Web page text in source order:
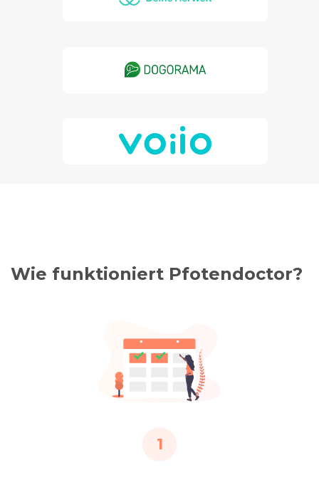
Wie funktioniert Pfotendoctor?
1